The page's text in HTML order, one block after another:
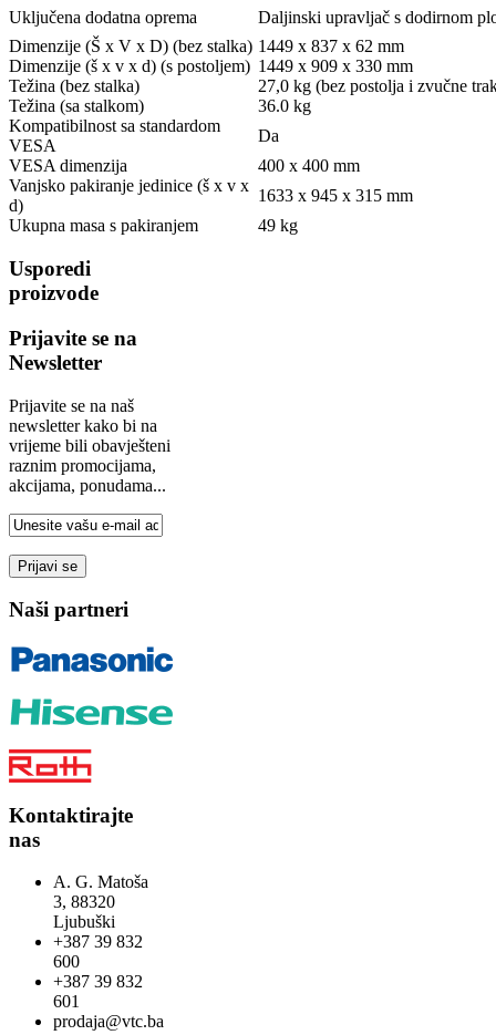
Uključena dodatna oprema
Daljinski upravljač s dodirnom
Dimenzije (Š x V x D) (bez stalka) 1449 x 837 x 62 mm
Dimenzije (š x v x d) (s postoljem) 1449 x 909 x 330 mm
Težina (bez stalka)
27,0 kg (bez postolja i zvučne
Težina (sa stalkom)
36.0 kg
Kompatibilnost sa standardom
VESA
Da
VESA dimenzija
400 x 400 mm
Vanjsko pakiranje jedinice (š x v x
d)
1633 x 945 x 315 mm
Ukupna masa s pakiranjem
49 kg
Usporedi
proizvode
Prijavite se na
Newsletter
Prijavite se na naš
newsletter kako bi na
vrijeme bili obavješteni
raznim promocijama,
akcijama, ponudama...
Naši partneri
Kontaktirajte
nas
A. G. Matoša
3, 88320
Ljubuški
+387 39 832
600
+387 39 832
601
prodaja@vtc.ba